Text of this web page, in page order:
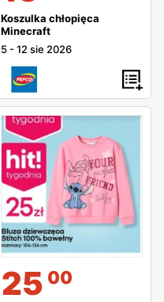
Koszulka chłopięca
Minecraft
5 -12 sie 2026
25 00